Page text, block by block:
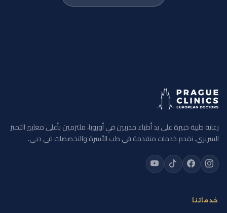
رعاية طبية خبيرة على يد أطباء مدربين في أوروبا، ملتزمين بأعلى معايير التميز
السريري. نقدم خدمات متقدمة في طب الأسرة والتخصصات في دبي.
خدماتنا